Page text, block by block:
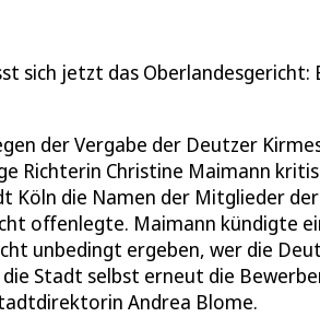
sich jetzt das Oberlandesgericht:
der Vergabe der Deutzer
Richterin Christine Maimann
Köln die Namen der Mitglieder der
offenlegte. Maimann kündigte
unbedingt ergeben, wer die
Stadt selbst erneut die
Andrea Blome.